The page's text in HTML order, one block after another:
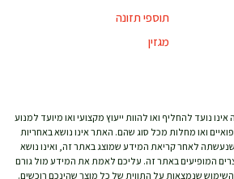
תוספי תזונה
מגזין
נועד להחליף ואו להוות ייעוץ מקצועי ואו מיועד למנוע
ואו מחלות מכל סוג שהם. האתר אינו נושא באחריות
לאחר קריאת המידע שמוצג באתר זה, ואינו נושא
המופיעים באתר זה. עליכם לאמת את המידע מול גורם
שנמצאות על התווית של כל מוצר שהינכם רוכשים.